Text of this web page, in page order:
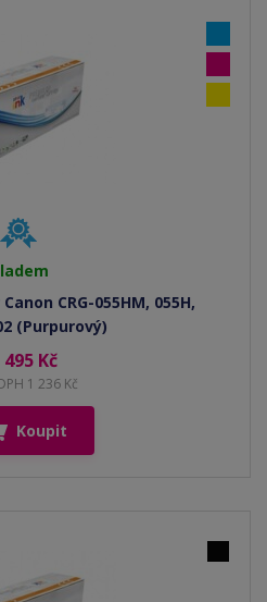
CRG-055HM, 055H,
(Purpurový)
495 Kč
1 236 Kč
Koupit